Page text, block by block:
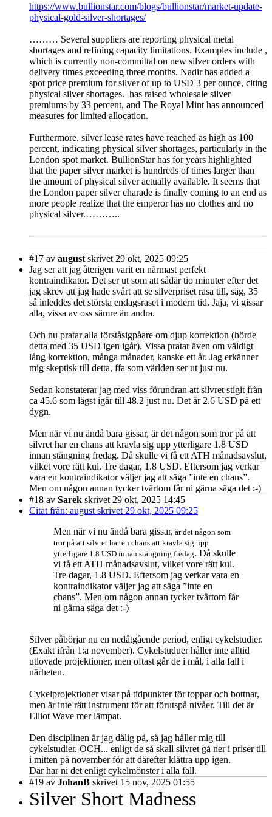
https://www.bullionstar.com/blogs/bullionstar/market-update-
physical-gold-silver-shortages/
……… Several suppliers are reporting physical metal
shortages and refining capacity limitations. Examples include ,
which is currently non-committal on new silver orders with
delivery times exceeding three months. Nadir has added a
spot price premium for silver of up to USD 3 per ounce, citing
physical silver shortages. has raised wholesale silver
premiums by 33 percent, and The Royal Mint has announced
measures for limited allocation.
Furthermore, silver lease rates have reached as high as 100
percent, indicating physical silver shortages, particularly in the
London spot market. BullionStar has for years highlighted
that the paper silver market is hundreds of times larger than
the amount of physical silver actually available. It seems that
the London paper silver charade is finally coming to an end as
more people realize that the emperor has no clothes and no
physical silver.………..
#17 av august skrivet 29 okt, 2025 09:25
Jag ser att jag återigen varit en närmast perfekt
kontraindikator. Det ser ut som att sådär tio minuter efter det
jag skrev att jag hade svårt att se silverpriset rasa till, säg, 35
så inleddes det största endagsraset i modern tid. Jaja, vi gissar
alla, vissa av oss sämre än andra.
Och nu pratar alla förståsigpåare om djup korrektion (hörde
detta med 35 USD igen igår). Vissa pratar även om väldigt
lång korrektion, många månader, kanske ett år. Jag erkänner
mig skeptisk till detta, ffa som världen ser ut just nu.
Sedan konstaterar jag med viss förundran att silvret stigit från
ca 45.6 som lägst igår till 48.2 just nu. Det är 2.6 USD på ett
dygn.
Men när vi nu ändå bara gissar, är det någon som tror på att
silvret har en chans att kravla sig upp ytterligare 1.8 USD
innan stängning fredag. Då skulle vi få ett ATH månadsavslut,
vilket vore rätt kul. Tre dagar, 1.8 USD. Eftersom jag verkar
vara en kontraindikator väljer jag att säga ”inte en chans”.
Men om någon annan tycker tvärtom får ni gärna säga det :-)
#18 av Sarek skrivet 29 okt, 2025 14:45
Citat från: august skrivet 29 okt, 2025 09:25
Men när vi nu ändå bara gissar, är det någon som
tror på att silvret har en chans att kravla sig upp
ytterligare 1.8 USD innan stängning fredag. Då skulle
vi få ett ATH månadsavslut, vilket vore rätt kul.
Tre dagar, 1.8 USD. Eftersom jag verkar vara en
kontraindikator väljer jag att säga ”inte en
chans”. Men om någon annan tycker tvärtom får
ni gärna säga det :-)
Silver påbörjar nu en nedåtgående period, enligt cykelstudier.
(Exakt ifrån 1:a november). Cykelstuduer håller inte alltid
utlovade projektioner, men oftast går de i mål, i alla fall i
närheten.
Cykelprojektioner visar på tidpunkter för toppar och bottnar,
men är inte rätt instrument för att förutspå nivåer. Till det är
Elliot Wave mer lämpat.
Den disciplinen är jag dålig på, så jag håller mig till
cykelstudier. OCH... enligt de så skall silvret gå ner i priser till
i mitten på november för att därefter klättra upp igen.
Där har ni det enligt cykelmönster i alla fall.
#19 av JohanB skrivet 15 nov, 2025 01:55
Silver Short Madness